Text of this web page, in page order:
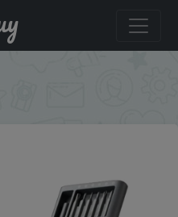
Mijia Wiha 24 in 1
Magnetic Bits